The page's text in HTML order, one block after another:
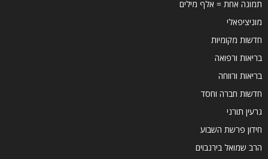
תמונה אחת = אלף מילים
מוניציפאלי
חדשות מקומיות
בריאות ורפואה
בריאות ורווחה
חדשות חברה וחסד
גרעין תורני
חידון פרשת השבוע
הרב שמואל בירנבוים